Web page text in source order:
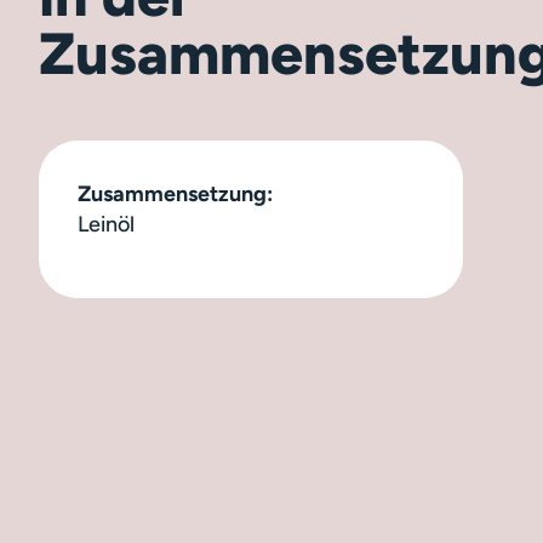
Zusammensetzung:
Leinöl